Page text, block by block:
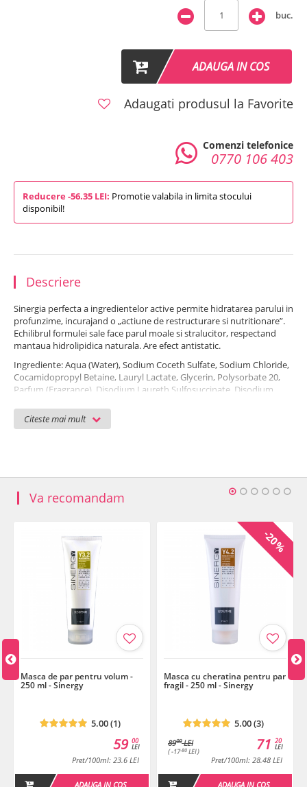
buc.
ADAUGA IN COS
Adaugati produsul la Favorite
Comenzi telefonice
0770 106 403
Reducere -56.35 LEI: Promotie valabila in limita stocului
disponibil!
Descriere
Citeste mai mult
Sinergia perfecta a ingredientelor active permite hidratarea parului in
profunzime, incurajand o „actiune de restructurare si nutritionare”.
Echilibrul formulei sale face parul moale si stralucitor, respectand
mantaua hidrolipidica naturala. Are efect antistatic.
Ingrediente: Aqua (Water), Sodium Coceth Sulfate, Sodium Chloride,
Cocamidopropyl Betaine, Lauryl Lactate, Glycerin, Polysorbate 20,
Parfum (Fragrance), Disodium Laureth Sulfosuccinate, Disodium
Glycol, Panthenol, Styrene/Acrylates Copolymer,
Hexamethylindanopyran, Tetramethyl
Chloride, Methylchloroisothiazolinone, Prunus Amygdalus Dulcis Oil
(Prunus Amygdalus Dulcis (Sweet Almond) Oil), Sodium Hyaluronate,
Mentha Piperita Oil (Mentha Piperita (Peppermint) Oil), Plukenetia
Phenoxyethanol, Saccharomyces/Magnesium Ferment,
Saccharomyces/Zinc Ferment, Saccharomyces/Silicon Ferment,
Saccharomyces/Copper Ferment, Saccharomyces/Iron Ferment,
Leuconostoc/Radish Root Ferment Filtrate, Ethylhexylglycerin,
Tetrasodium Glutamate Diacetate, Sodium Citrate, Tocopherol,
Sodium Benzoate, Aloe Barbadensis Leaf Juice, Potassium Sorbate.
Termen de valabilitate: 12 luni de la prima deschidere.
Va recomandam
Masca de par pentru volum -
250 ml - Sinergy
5.00 (1)
00
LEI
59
Pret/100ml: 23.6 LEI
ADAUGA IN COS
-20%
Masca cu cheratina pentru par
fragil - 250 ml - Sinergy
5.00 (3)
8900LEI
( -17-80 LEI )
20
LEI
71
Pret/100ml: 28.48 LEI
ADAUGA IN COS